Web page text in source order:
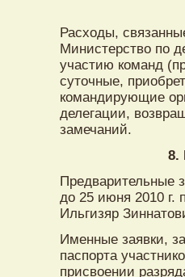
Расходы,
Министерство по
участию команд
суточные,
командирующие
делегации,
замечаний.
8.
Предварительные
до 25 июня 2010 г.
Ильгизяр
Именные заявки,
паспорта
присвоении